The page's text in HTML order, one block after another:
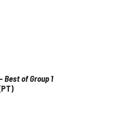
Best of Group 1